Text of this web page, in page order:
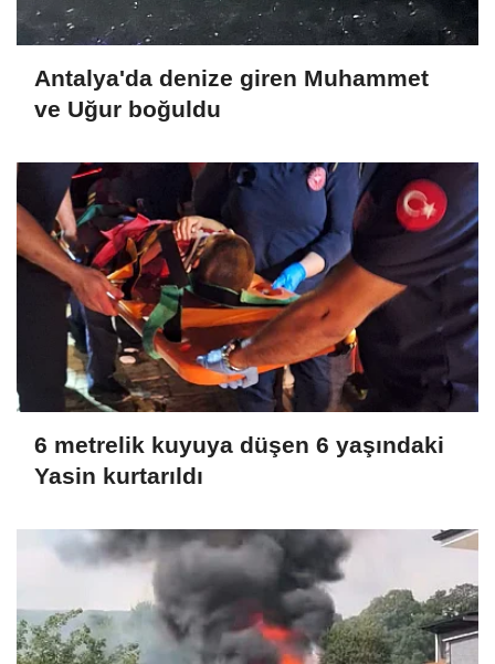
Antalya'da denize giren Muhammet
ve Uğur boğuldu
6 metrelik kuyuya düşen 6 yaşındaki
Yasin kurtarıldı